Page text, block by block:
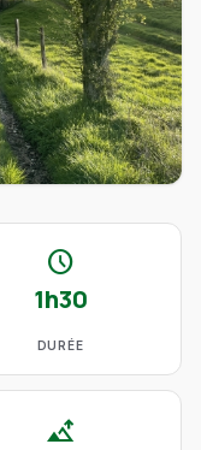
schedule
1h30
DURÉE
altitude